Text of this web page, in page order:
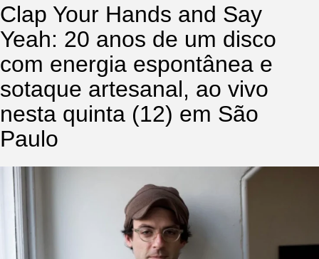
Clap Your Hands and Say
Yeah: 20 anos de um disco
com energia espontânea e
sotaque artesanal, ao vivo
nesta quinta (12) em São
Paulo